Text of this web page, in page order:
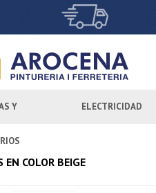
Y ELECTRICIDAD
EN COLOR BEIGE